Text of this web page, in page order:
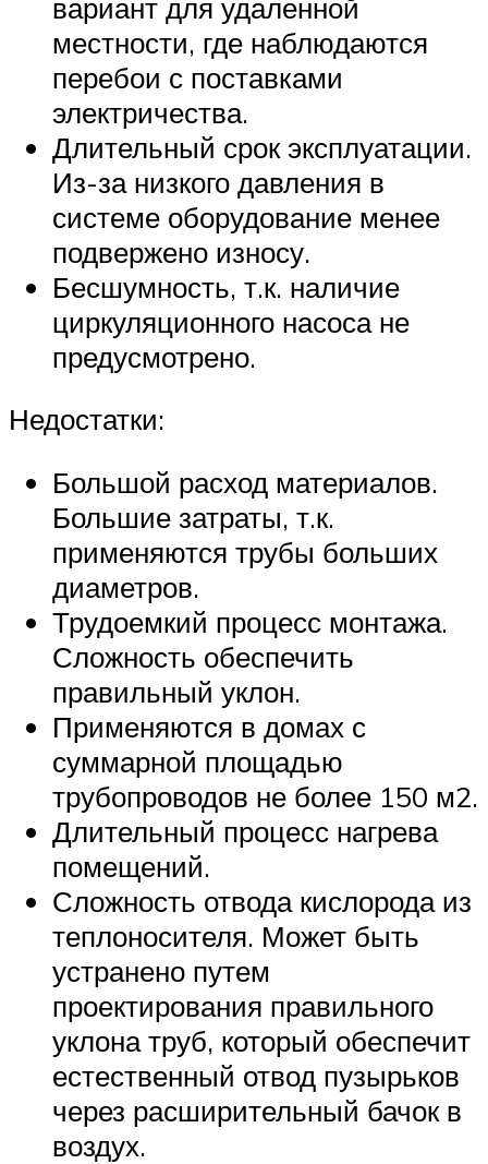
вариант для удаленной
местности, где наблюдаются
перебои с поставками
электричества.
Длительный срок эксплуатации.
Из-за низкого давления в
системе оборудование менее
подвержено износу.
Бесшумность, т.к. наличие
циркуляционного насоса не
предусмотрено.
Недостатки:
Большой расход материалов.
Большие затраты, т.к.
применяются трубы больших
диаметров.
Трудоемкий процесс монтажа.
Сложность обеспечить
правильный уклон.
Применяются в домах с
суммарной площадью
трубопроводов не более 150 м2.
Длительный процесс нагрева
помещений.
Сложность отвода кислорода из
теплоносителя. Может быть
устранено путем
проектирования правильного
уклона труб, который обеспечит
естественный отвод пузырьков
через расширительный бачок в
воздух.